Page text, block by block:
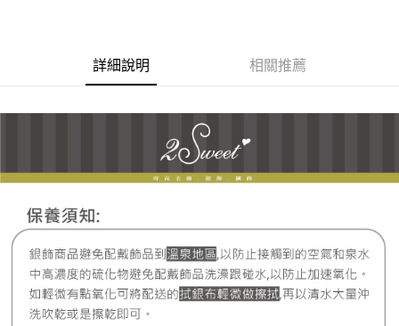
台新國際商業銀行
中國信託商業銀行
台灣樂天信用卡公司
每筆NT$60，滿NT$1,000(含以上)免運費
7-11取貨付款
每筆NT$60，滿NT$1,000(含以上)免運費
宅配
每筆NT$80，滿NT$1,000(含以上)免運費
離島宅配
詳細說明 相關推薦